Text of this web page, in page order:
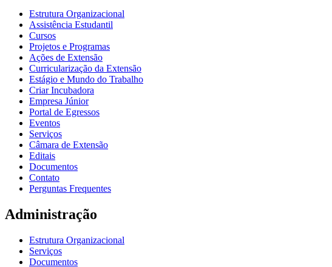
Estrutura Organizacional
Assistência Estudantil
Cursos
Projetos e Programas
Ações de Extensão
Curricularização da Extensão
Estágio e Mundo do Trabalho
Criar Incubadora
Empresa Júnior
Portal de Egressos
Eventos
Serviços
Câmara de Extensão
Editais
Documentos
Contato
Perguntas Frequentes
Administração
Estrutura Organizacional
Serviços
Documentos